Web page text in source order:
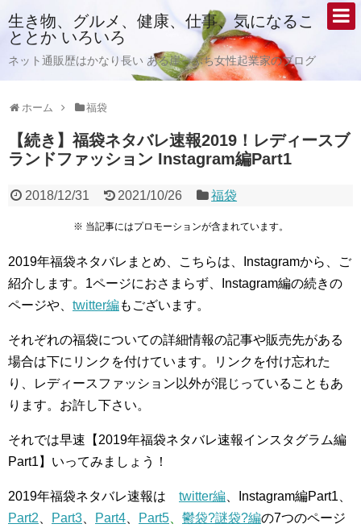
生き物、グルメ、健康、仕事、気になるこ
ととか いろいろ
ネット通販歴はかなり長い ある崖っぷち女性起業家のブログ
ホーム 福袋
【続き】福袋ネタバレ速報2019！レディースブ
ランドファッション Instagram編Part1
2018/12/31 2021/10/26 福袋
※ 当記事にはプロモーションが含まれています。
2019年福袋ネタバレまとめ、こちらは、Instagramから、ご
紹介します。1ページにおさまらず、Instagram編の続きの
ページや、 twitter編もございます。
それぞれの福袋についての詳細情報の記事や販売先がある
場合は下にリンクを付けています。リンクを付け忘れた
り、レディースファッション以外が混じっていることもあ
ります。お許し下さい。
それでは早速【2019年福袋ネタバレ速報インスタグラム編
Part1】いってみましょう！
2019年福袋ネタバレ速報は twitter編 、Instagram編Part1、
Part2
Part3 Part4 Part5 鬱袋?謎袋?編の7つのページ